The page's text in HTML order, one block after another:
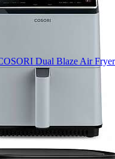
Dual Blaze Air